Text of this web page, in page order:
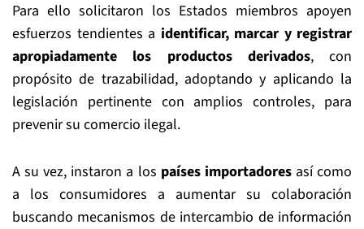
Para ello solicitaron los Estados miembros apoyen
esfuerzos tendientes a identificar, marcar y registrar
apropiadamente los productos derivados, con
propósito de trazabilidad, adoptando y aplicando la
legislación pertinente con amplios controles, para
prevenir su comercio ilegal.
A su vez, instaron a los países importadoresasí como
a los consumidores a aumentar su colaboración
buscando mecanismos de intercambio de información